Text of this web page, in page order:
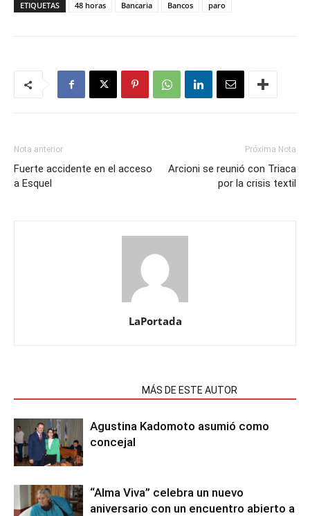
ETIQUETAS 48 horas Bancaria Bancos paro
Nota anterior
Fuerte accidente en el acceso
a Esquel
Próxima Nota
Arcioni se reunió con Triaca
por la crisis textil
LaPortada
MÁS DE ESTE AUTOR
Agustina Kadomoto asumió como
concejal
“Alma Viva” celebra un nuevo
aniversario con un encuentro abierto a